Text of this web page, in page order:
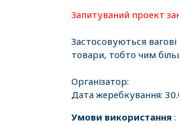
Запитуваний проект
Застосовуються
товари, тобто чим
Організатор:
Дата жеребкування:
Умови використання :